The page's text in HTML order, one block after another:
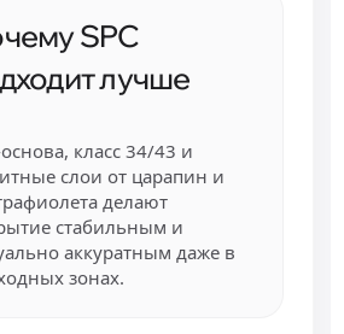
SPC
лучше
основа, класс 34/43 и
слои от царапин и
делают
стабильным и
аккуратным даже в
зонах.